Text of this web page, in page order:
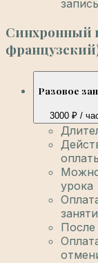
Синхронный
Разовое
3000 ₽ /
Можно
урока